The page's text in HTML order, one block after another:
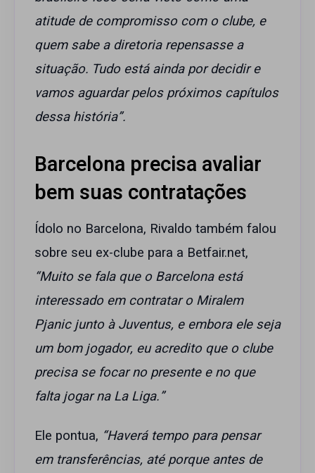
atitude de compromisso com o clube, e
quem sabe a diretoria repensasse a
situação. Tudo está ainda por decidir e
vamos aguardar pelos próximos capítulos
dessa história”.
Barcelona precisa avaliar
bem suas contratações
Ídolo no Barcelona, Rivaldo também falou
sobre seu ex-clube para a Betfair.net,
“Muito se fala que o Barcelona está
interessado em contratar o Miralem
Pjanic junto à Juventus, e embora ele seja
um bom jogador, eu acredito que o clube
precisa se focar no presente e no que
falta jogar na La Liga.”
Ele pontua, “Haverá tempo para pensar
em transferências, até porque antes de